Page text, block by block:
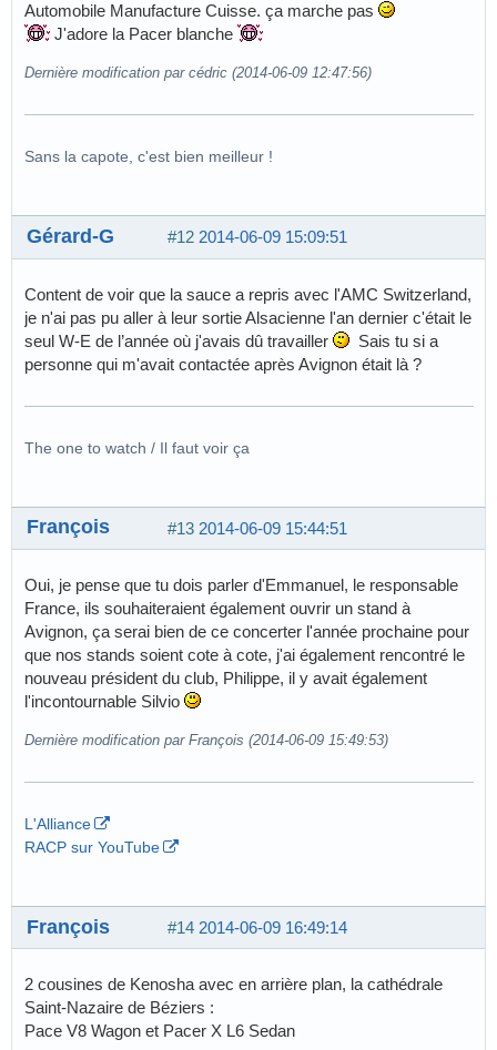
Automobile Manufacture Cuisse. ça marche pas
J'adore la Pacer blanche
Dernière modification par cédric (2014-06-09 12:47:56)
Sans la capote, c'est bien meilleur !
#12 2014-06-09 15:09:51
Gérard-G
Content de voir que la sauce a repris avec l'AMC Switzerland,
je n'ai pas pu aller à leur sortie Alsacienne l'an dernier c'était le
seul W-E de l’année où j'avais dû travailler
Sais tu si a
personne qui m'avait contactée après Avignon était là ?
The one to watch / Il faut voir ça
#13 2014-06-09 15:44:51
François
Oui, je pense que tu dois parler d'Emmanuel, le responsable
France, ils souhaiteraient également ouvrir un stand à
Avignon, ça serai bien de ce concerter l'année prochaine pour
que nos stands soient cote à cote, j'ai également rencontré le
nouveau président du club, Philippe, il y avait également
l'incontournable Silvio
Dernière modification par François (2014-06-09 15:49:53)
L'Alliance
RACP sur YouTube
#14 2014-06-09 16:49:14
François
2 cousines de Kenosha avec en arrière plan, la cathédrale
Saint-Nazaire de Béziers :
Pace V8 Wagon et Pacer X L6 Sedan